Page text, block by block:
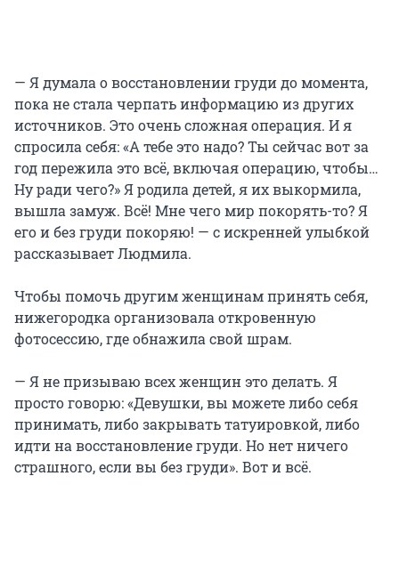
— Я думала о восстановлении груди до момента,
пока не стала черпать информацию из других
источников. Это очень сложная операция. И я
спросила себя: «А тебе это надо? Ты сейчас вот за
год пережила это всё, включая операцию, чтобы…
Ну ради чего?» Я родила детей, я их выкормила,
вышла замуж. Всё! Мне чего мир покорять-то? Я
его и без груди покоряю! — с искренней улыбкой
рассказывает Людмила.
Чтобы помочь другим женщинам принять себя,
нижегородка организовала откровенную
фотосессию, где обнажила свой шрам.
— Я не призываю всех женщин это делать. Я
просто говорю: «Девушки, вы можете либо себя
принимать, либо закрывать татуировкой, либо
идти на восстановление груди. Но нет ничего
страшного, если вы без груди». Вот и всё.